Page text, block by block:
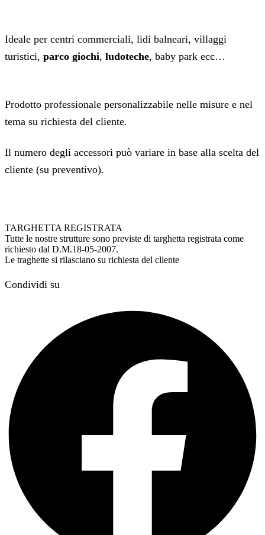
Ideale per centri commerciali, lidi balneari, villaggi
turistici, parco giochi, ludoteche, baby park ecc…
Prodotto professionale personalizzabile nelle misure e nel
tema su richiesta del cliente.
Il numero degli accessori può variare in base alla scelta del
cliente (su preventivo).
TARGHETTA REGISTRATA
Tutte le nostre strutture sono previste di targhetta registrata come
richiesto dal D.M.18-05-2007.
Le traghette si rilasciano su richiesta del cliente
Condividi su